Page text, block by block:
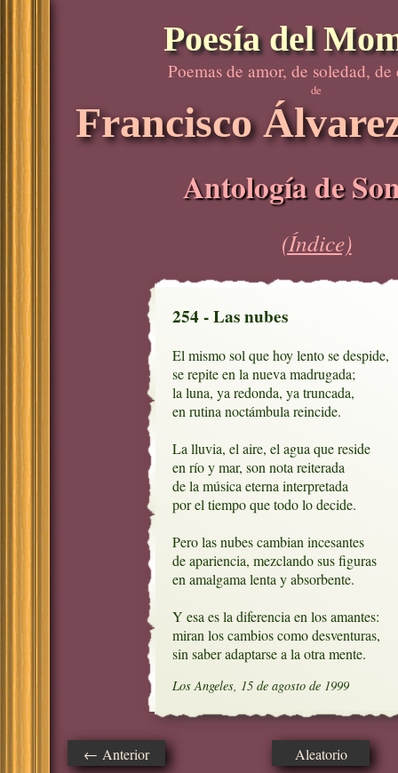
Poesía del
Poemas de amor, de soledad, de
de
Francisco
Antología de
(Índice)
254 - Las nubes
El mismo sol que hoy lento se despide,
se repite en la nueva madrugada;
la luna, ya redonda, ya truncada,
en rutina noctámbula reincide.
La lluvia, el aire, el agua que reside
en río y mar, son nota reiterada
de la música eterna interpretada
por el tiempo que todo lo decide.
Pero las nubes cambian incesantes
de apariencia, mezclando sus figuras
en amalgama lenta y absorbente.
Y esa es la diferencia en los amantes:
miran los cambios como desventuras,
sin saber adaptarse a la otra mente.
Los Angeles, 15 de agosto de 1999
← Anterior Aleatorio